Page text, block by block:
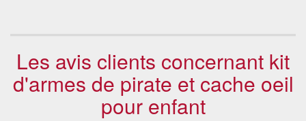
Les avis clients concernant kit
d'armes de pirate et cache oeil
pour enfant